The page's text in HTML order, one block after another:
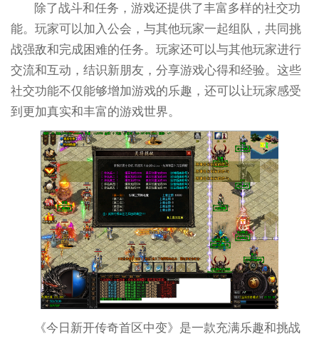
除了战斗和任务，游戏还提供了丰富多样的社交功
能。玩家可以加入公会，与其他玩家一起组队，共同挑
战强敌和完成困难的任务。玩家还可以与其他玩家进行
交流和互动，结识新朋友，分享游戏心得和经验。这些
社交功能不仅能够增加游戏的乐趣，还可以让玩家感受
到更加真实和丰富的游戏世界。
《今日新开传奇首区中变》是一款充满乐趣和挑战